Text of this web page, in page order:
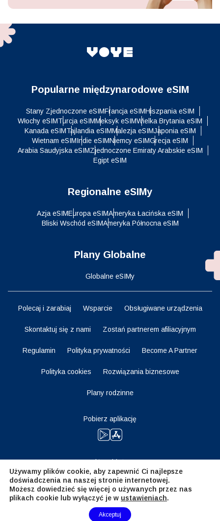
Popularne międzynarodowe eSIM
Stany Zjednoczone eSIMFrancja eSIMHiszpania eSIM
Włochy eSIMTurcja eSIMMeksyk eSIMWielka Brytania eSIM
Kanada eSIMTajlandia eSIMMalezja eSIMJaponia eSIM
Wietnam eSIMIndie eSIMNiemcy eSIMGrecja eSIM
Arabia Saudyjska eSIMZjednoczone Emiraty Arabskie eSIM
Egipt eSIM
Regionalne eSIMy
Azja eSIMEuropa eSIMAmeryka Łacińska eSIM
Bliski Wschód eSIMAmeryka Północna eSIM
Plany Globalne
Globalne eSIMy
Polecaj i zarabiaj Wsparcie Obsługiwane urządzenia
Skontaktuj się z nami Zostań partnerem afiliacyjnym
Regulamin Polityka prywatności Become A Partner
Polityka cookies Rozwiązania biznesowe
Plany rodzinne
Pobierz aplikację
Bądź na bieżąco
Używamy plików cookie, aby zapewnić Ci najlepsze
doświadczenia na naszej stronie internetowej.
Możesz dowiedzieć się więcej o używanych przez nas
plikach cookie lub wyłączyć je w ustawieniach.
Akceptuj